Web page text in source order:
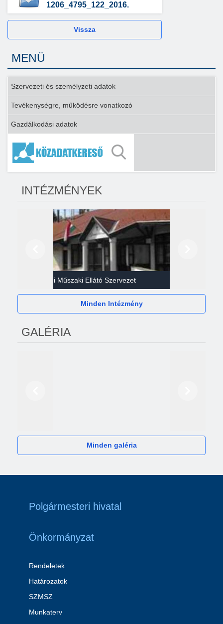
1206_4795_122_2016.
Vissza
MENÜ
Szervezeti és személyzeti adatok
Tevékenységre, működésre vonatkozó
Gazdálkodási adatok
INTÉZMÉNYEK
Gazdasági Műszaki Ellátó Szervezet
Minden Intézmény
GALÉRIA
Minden galéria
Polgármesteri hivatal
Önkormányzat
Rendeletek
Határozatok
SZMSZ
Munkaterv